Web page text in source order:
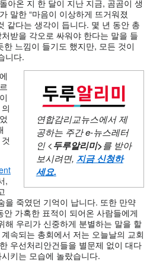
아온 지 한 달이 지난 지금, 곰곰이 생
말한 “마음이 이상하게 뜨거워졌
같다는 생각이 듭니다. 몇 년 동안 총
받을 각오로 싸워야 한다는 말을 들
느낌이 들기도 했지만, 모든 것이
니다.
연합감리교뉴스에서 제
공하는 주간e-뉴스레터
인 <두루알리미>를 받아
보시려면, 지금 신청하
세요.
,
을 죽였던 기억이 납니다. 또한 만약
가혹한 표적이 되어온 사람들에게
해 우리가 신중하게 분별하는 말을 할
속되는 총회에서 저는 오늘날의 교회
우선처리안건들을 별문제 없이 대다
키는 모습에 놀랐습니다.